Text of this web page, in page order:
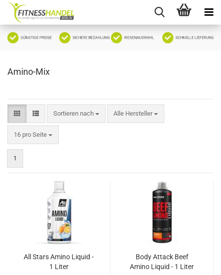
Amino-Mix
Sortieren nach
Sortieren nach Alle Hersteller
16 pro Seite
pro Seite
1
All Stars Amino Liquid -
1 Liter
Body Attack Beef
Amino Liquid - 1 Liter